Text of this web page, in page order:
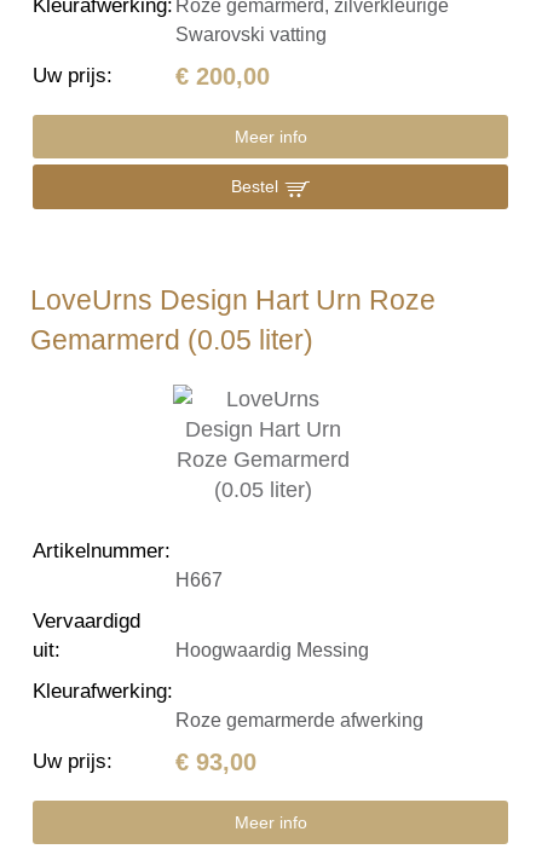
Kleurafwerking: Roze gemarmerd, zilverkleurige
Swarovski vatting
Uw prijs: € 200,00
Meer info
Bestel
LoveUrns Design Hart Urn Roze
Gemarmerd (0.05 liter)
Artikelnummer:
H667
Vervaardigd
uit: Hoogwaardig Messing
Kleurafwerking:
Roze gemarmerde afwerking
Uw prijs: € 93,00
Meer info